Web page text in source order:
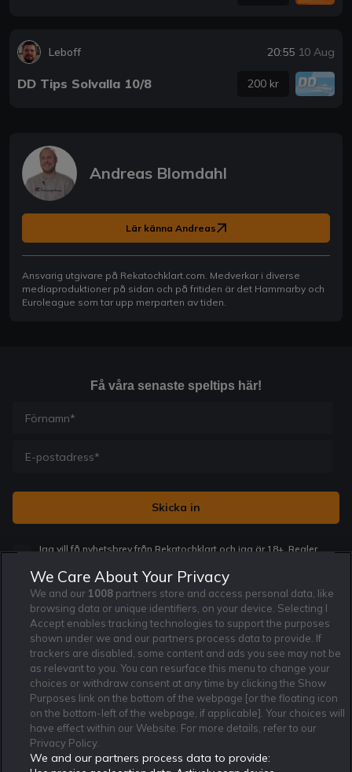
Leboff 20:55 10 Aug
DD Tips Solvalla 10/8 200 kr
Andreas Blomdahl
Lär känna Andreas
Ansvarig utgivare på Rekatochklart.com. Medverkar i diverse
mediaproduktioner på sidan och på fritiden är det Hammarby och
Euroleague som tar upp merparten av tiden.
Få våra senaste speltips här!
Jag vill få nyhetsbrev från Rekatochklart och jag är 18+. Regler
Affiliate Modell
Kontakta oss
Redaktionen
Ansvarsfullt Spelande
Nyhetsarkiv
Tipsarkiv
Cookie Policy
Användarvilkor
Integritetspolicy
Sportkalender
We Care About Your Privacy
We and our 1008 partners store and access personal data, like
browsing data or unique identifiers, on your device. Selecting I
Accept enables tracking technologies to support the purposes
shown under we and our partners process data to provide. If
trackers are disabled, some content and ads you see may not be
as relevant to you. You can resurface this menu to change your
choices or withdraw consent at any time by clicking the Show
Purposes link on the bottom of the webpage [or the floating icon
on the bottom-left of the webpage, if applicable]. Your choices will
have effect within our Website. For more details, refer to our
Privacy Policy.
We and our partners process data to provide: